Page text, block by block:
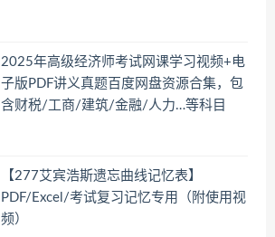
2025年高级经济师考试网课学习视频+电
子版PDF讲义真题百度网盘资源合集，包
含财税/工商/建筑/金融/人力…等科目
【277艾宾浩斯遗忘曲线记忆表】
PDF/Excel/考试复习记忆专用（附使用视
频）